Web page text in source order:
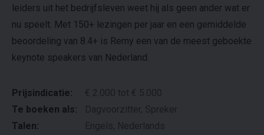
leiders uit het bedrijfsleven weet hij als geen ander wat er
nu speelt. Met 150+ lezingen per jaar en een gemiddelde
beoordeling van 8.4+ is Remy een van de meest geboekte
keynote speakers van Nederland.
Prijsindicatie:
€ 2.000 tot € 5.000
Te boeken als:
Talen: